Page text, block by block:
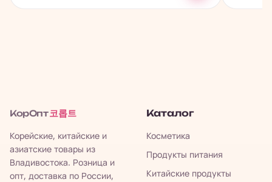
КорОпт 코롭트
Корейские, китайские и
азиатские товары из
Владивостока. Розница и
опт, доставка по России,
Каталог
Косметика
Продукты питания
Китайские продукты